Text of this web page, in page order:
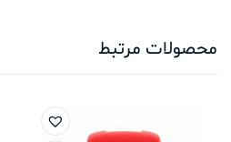
محصولات مرتبط